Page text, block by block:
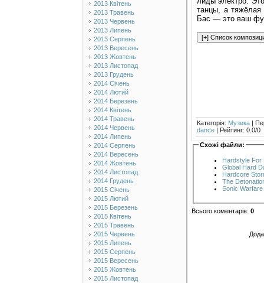
2013 Квітень
2013 Травень
2013 Червень
2013 Липень
2013 Серпень
2013 Вересень
2013 Жовтень
2013 Листопад
2013 Грудень
2014 Січень
2014 Лютий
2014 Березень
2014 Квітень
2014 Травень
2014 Червень
2014 Липень
2014 Серпень
2014 Вересень
2014 Жовтень
2014 Листопад
2014 Грудень
2015 Січень
2015 Лютий
2015 Березень
2015 Квітень
2015 Травень
2015 Червень
2015 Липень
2015 Серпень
2015 Вересень
2015 Жовтень
2015 Листопад
танцы, а
Бас — это ваш
Категорія: Музика |
dance | Рейтинг: 0.0/0
Схожі файли:
Hardstyle For
Global Hard
Hardcore
The
Sonic
Всього коментарів: 0